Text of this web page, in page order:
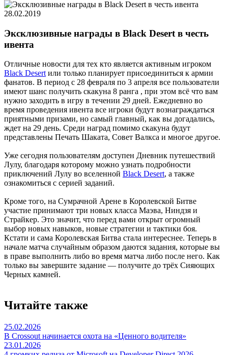
28.02.2019
Эксклюзивные награды в Black Desert в честь
ивента
Отличные новости для тех кто является активным игроком
Black Desert или только планирует присоединиться к армии
фанатов. В период с 28 февраля по 3 апреля все пользователи
имеют шанс получить скакуна 8 ранга , при этом всё что вам
нужно заходить в игру в течении 29 дней. Ежедневно во
время проведения ивента все игроки будут вознаграждаться
приятными призами, но самый главный, как вы догадались,
ждет на 29 день. Среди наград помимо скакуна будут
представлены Печать Шаката, Совет Валкса и многое другое.
Уже сегодня пользователям доступен Дневник путешествий
Лулу, благодаря которому можно узнать подробности
приключений Лулу во вселенной Black Desert, а также
ознакомиться с серией заданий.
Кроме того, на Сумрачной Арене в Королевской Битве
участие принимают три новых класса Маэва, Ниндзя и
Страйкер. Это значит, что перед вами открыт огромный
выбор новых навыков, новые стратегии и тактики боя.
Кстати и сама Королевская Битва стала интереснее. Теперь в
начале матча случайным образом даются задания, которые вы
в праве выполнить либо во время матча либо после него. Как
только вы завершите задание — получите до трёх Сияющих
Черных камней.
Читайте также
25.02.2026
В Crossout начинается охота на «Ценного водителя»
23.01.2026